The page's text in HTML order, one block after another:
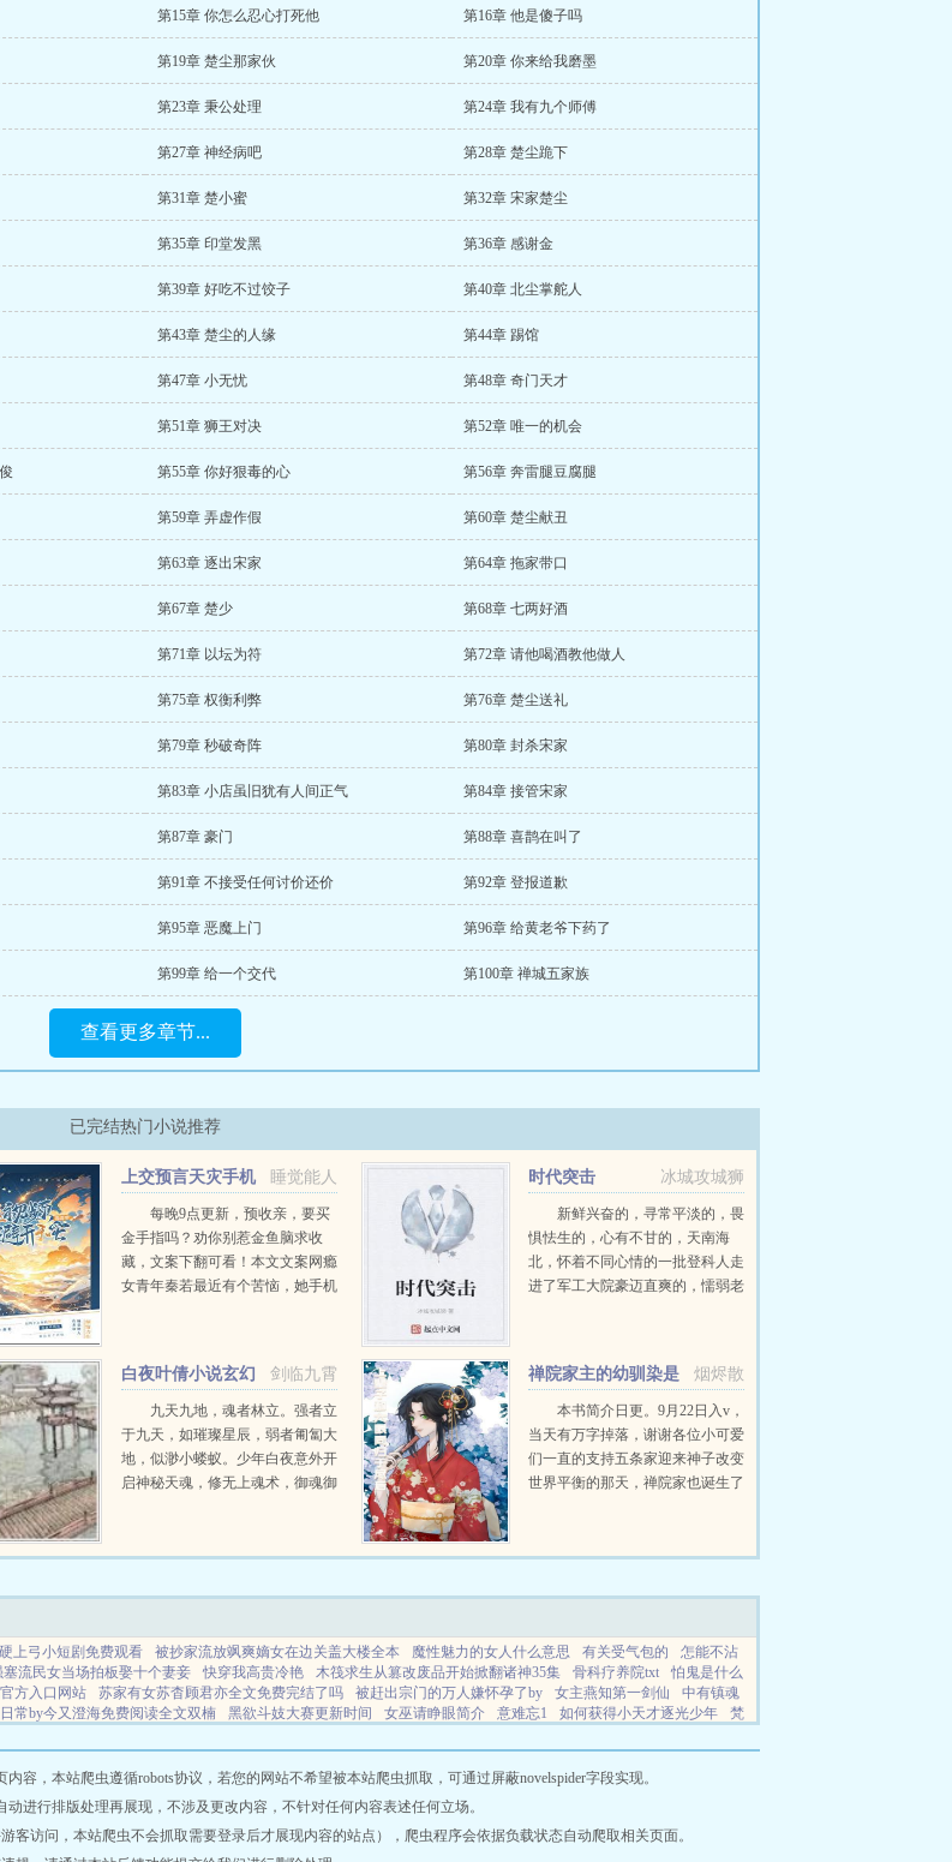
第15章 你怎么忍心打死他 第16章 他是傻子吗
第19章 楚尘那家伙 第20章 你来给我磨墨
第23章 秉公处理 第24章 我有九个师傅
第27章 神经病吧 第28章 楚尘跪下
第31章 楚小蜜 第32章 宋家楚尘
第35章 印堂发黑 第36章 感谢金
第39章 好吃不过饺子 第40章 北尘掌舵人
第43章 楚尘的人缘 第44章 踢馆
第47章 小无忧 第48章 奇门天才
第51章 狮王对决 第52章 唯一的机会
第55章 你好狠毒的心 第56章 奔雷腿豆腐腿
第59章 弄虚作假 第60章 楚尘献丑
第63章 逐出宋家 第64章 拖家带口
第67章 楚少 第68章 七两好酒
第71章 以坛为符 第72章 请他喝酒教他做人
第75章 权衡利弊 第76章 楚尘送礼
第79章 秒破奇阵 第80章 封杀宋家
第83章 小店虽旧犹有人间正气 第84章 接管宋家
第87章 豪门 第88章 喜鹊在叫了
第91章 不接受任何讨价还价 第92章 登报道歉
第95章 恶魔上门 第96章 给黄老爷下药了
第99章 给一个交代 第100章 禅城五家族
查看更多章节...
已完结热门小说推荐
睡觉能人
上交预言天灾手机
每晚9点更新，预收亲，要买
金手指吗？劝你别惹金鱼脑求收
藏，文案下翻可看！本文文案网瘾
女青年秦若最近有个苦恼，她手机
冰城攻城狮
时代突击
新鲜兴奋的，寻常平淡的，畏
惧怯生的，心有不甘的，天南海
北，怀着不同心情的一批登科人走
进了军工大院豪迈直爽的，懦弱老
的，提前布局的，砥砺前行的...
剑临九霄
白夜叶倩小说玄幻
小说九天九地，魂者林立。强者立
于九天，如璀璨星辰，弱者匍匐大
地，似渺小蝼蚁。少年白夜意外开
启神秘天魂，修无上魂术，御魂御
huoshen66书友群131602520...
烟烬散
禅院家主的幼驯染是
隔壁六眼
本书简介日更。9月22日入v，
当天有万字掉落，谢谢各位小可爱
们一直的支持五条家迎来神子改变
世界平衡的那天，禅院家也诞生了
家不满的是，这个遗传了十种影法
上弓小短剧免费观看 被抄家流放飒爽嫡女在边关盖大楼全本 魔性魅力的女人什么意思 有关受气包的
怎能不沾
流民女当场拍板娶十个妻妾 快穿我高贵冷艳 木筏求生从篡改废品开始掀翻诸神35集 骨科疗养院txt
怕鬼是什么
方入口网站 苏家有女苏杳顾君亦全文免费完结了吗 被赶出宗门的万人嫌怀孕了by 女主燕知第一剑仙
中有镇魂
常by今又澄海免费阅读全文双楠 黑欲斗妓大赛更新时间 女巫请睁眼简介 意难忘1 如何获得小天才逐光少年
梵
么人 哥俩好游戏官网 午夜惊魂完整版恐怖电影 午夜惊魂视频版
不是我动情在先免费阅读最新章节更新时间
容，本站爬虫遵循robots协议，若您的网站不希望被本站爬虫抓取，可通过屏蔽novelspider字段实现。
进行排版处理再展现，不涉及更改内容，不针对任何内容表述任何立场。
客访问，本站爬虫不会抓取需要登录后才展现内容的站点），爬虫程序会依据负载状态自动爬取相关页面。